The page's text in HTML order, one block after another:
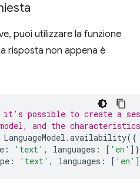
puoi utilizzare la funzione
risposta non appena è
possible to create a
and the
LanguageModel .availability({
: 'text' , languages : [ 'en'
: 'text' , languages : [ 'en'